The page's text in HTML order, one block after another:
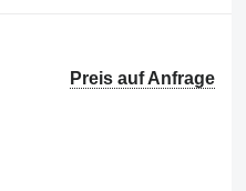
Preis auf Anfrage